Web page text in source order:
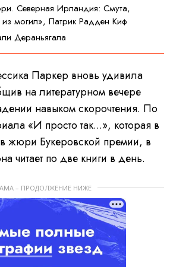
Северная Ирландия: Смута,
из могил», Патрик Радден Киф
Дераньягала
Паркер вновь удивила
на литературном вечере
навыком скорочтения. По
«И просто так...», которая в
в жюри Букеровской премии, в
читает по две книги в день.
– ПРОДОЛЖЕНИЕ НИЖЕ